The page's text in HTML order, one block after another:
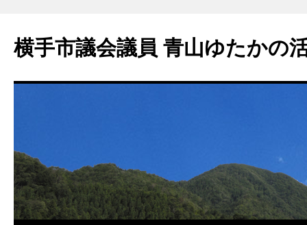
横手市議会議員 青山ゆたかの